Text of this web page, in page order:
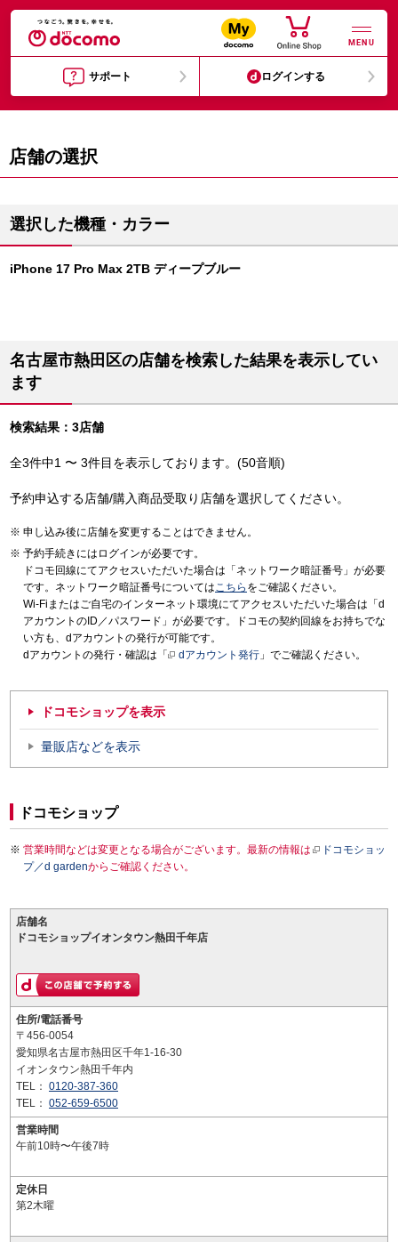
MENU
サポート ログインする
店舗の選択
選択した機種・カラー
iPhone 17 Pro Max 2TB ディープブルー
名古屋市熱田区の店舗を検索した結果を表示してい
ます
検索結果：3店舗
全3件中1 〜 3件目を表示しております。(50音順)
予約申込する店舗/購入商品受取り店舗を選択してください。
申し込み後に店舗を変更することはできません。
予約手続きにはログインが必要です。
ドコモ回線にてアクセスいただいた場合は「ネットワーク暗証番号」が必要
です。ネットワーク暗証番号についてはこちら をご確認ください。
Wi-Fiまたはご自宅のインターネット環境にてアクセスいただいた場合は「d
アカウントのID／パスワード」が必要です。ドコモの契約回線をお持ちでな
い方も、dアカウントの発行が可能です。
dアカウントの発行・確認は「
dアカウント発行 」でご確認ください。
ドコモショップを表示
量販店などを表示
ドコモショップ
営業時間などは変更となる場合がございます。最新の情報は
ドコモショッ
プ／d gardenからご確認ください。
店舗名
ドコモショップイオンタウン熱田千年店
住所/電話番号
〒456-0054
愛知県名古屋市熱田区千年1-16-30
イオンタウン熱田千年内
TEL： 0120-387-360
TEL： 052-659-6500
営業時間
午前10時〜午後7時
定休日
第2木曜